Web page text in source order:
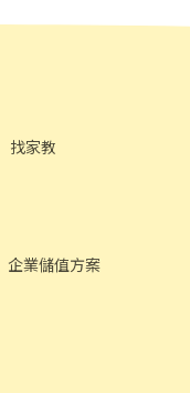
找家教
企業儲值方案